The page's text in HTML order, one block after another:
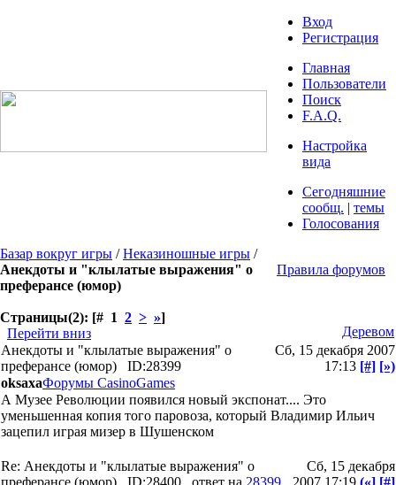
Вход
Регистрация
Главная
Пользователи
Поиск
F.A.Q.
Настройка
вида
Сегодняшние
сообщ. | темы
Голосования
Базар вокруг игры /Неказиношные игры /
Анекдоты и "клылатые выражения" о
преферансе (юмор)
Правила форумов
Страницы(2): [# 1 2 > »]
Перейти вниз
Деревом
Анекдоты и "клылатые выражения" о
преферансе (юмор)
ID:28399
Сб, 15 декабря 2007
17:13 [#] [»)
oksaxaФорумы CasinoGames
А Музее Революции появился новый экспонат.... Это
уменьшенная копия того паровоза, который Владимир Ильич
зацепил играя мизер в Шушенском
Re: Анекдоты и "клылатые выражения" о
преферансе (юмор)
ID:28400 ответ на 28399
Сб, 15 декабря
2007 17:19 («] [#]